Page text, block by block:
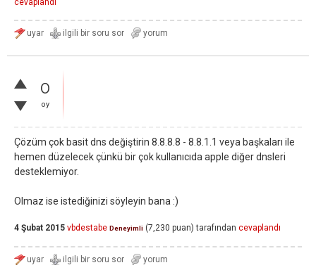
0
oy
Çözüm çok basit dns değiştirin 8.8.8.8 - 8.8.1.1 veya başkaları ile
hemen düzelecek çünkü bir çok kullanıcıda apple diğer dnsleri
desteklemiyor.
Olmaz ise istediğinizi söyleyin bana :)
4 Şubat 2015 vbdestabe Deneyimli (7,230 puan) tarafından cevaplandı